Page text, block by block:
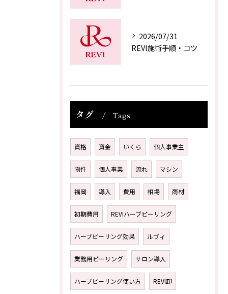
2026/07/31
REVI施術手順・コツ
タグ Tags
資格 資金 いくら 個人事業主
物件 個人事業 流れ マシン
福岡 導入 費用 相場 商材
初期費用 REVIハーブピーリング
ハーブピーリング効果 ルヴィ
業務用ピーリング サロン導入
ハーブピーリング使い方 REVI卸